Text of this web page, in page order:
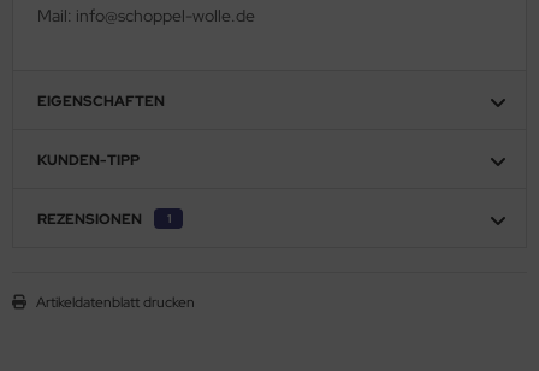
Mail: info@schoppel-wolle.de
EIGENSCHAFTEN
KUNDEN-TIPP
REZENSIONEN 1
Artikeldatenblatt drucken